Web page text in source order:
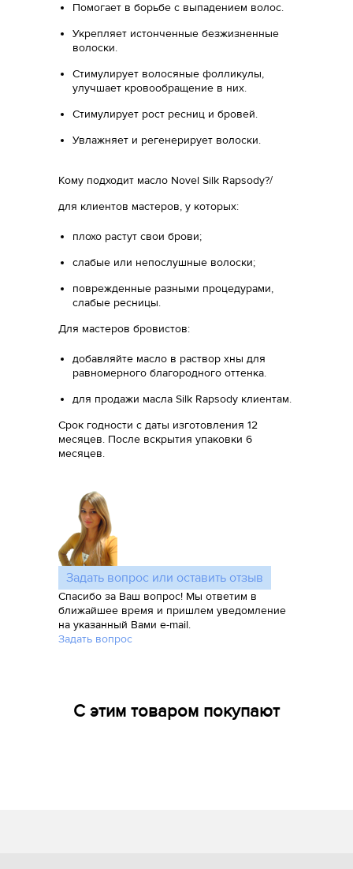
Помогает в борьбе с выпадением волос.
Укрепляет истонченные безжизненные
волоски.
Стимулирует волосяные фолликулы,
улучшает кровообращение в них.
Стимулирует рост ресниц и бровей.
Увлажняет и регенерирует волоски.
Кому подходит масло Novel Silk Rapsody?/
для клиентов мастеров, у которых:
плохо растут свои брови;
слабые или непослушные волоски;
поврежденные разными процедурами,
слабые ресницы.
Для мастеров бровистов:
добавляйте масло в раствор хны для
равномерного благородного оттенка.
для продажи масла Silk Rapsody клиентам.
Срок годности с даты изготовления 12
месяцев. После вскрытия упаковки 6
месяцев.
Задать вопрос или оставить отзыв
Спасибо за Ваш вопрос! Мы ответим в
ближайшее время и пришлем уведомление
на указанный Вами e-mail.
Задать вопрос
С этим товаром покупают